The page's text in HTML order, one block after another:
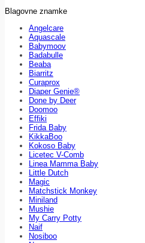
Blagovne znamke
Angelcare
Aquascale
Babymoov
Badabulle
Beaba
Biarritz
Curaprox
Diaper Genie®
Done by Deer
Doomoo
Effiki
Frida Baby
KikkaBoo
Kokoso Baby
Licetec V-Comb
Linea Mamma Baby
Little Dutch
Magic
Matchstick Monkey
Miniland
Mushie
My Carry Potty
Naif
Nosiboo